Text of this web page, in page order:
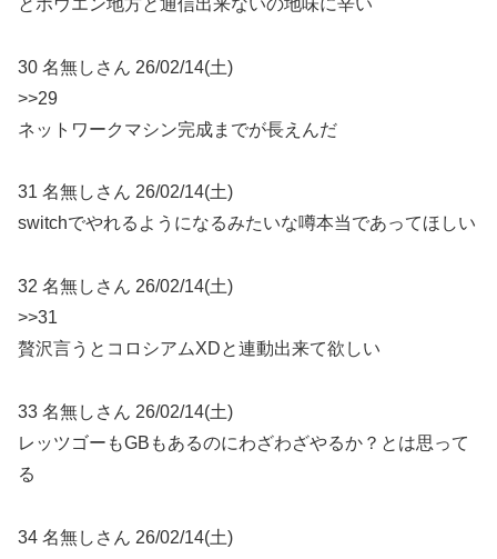
30 名無しさん 26/02/14(土)
>>29
ネットワークマシン完成までが長えんだ
31 名無しさん 26/02/14(土)
switchでやれるようになるみたいな噂本当であってほしい
32 名無しさん 26/02/14(土)
>>31
贅沢言うとコロシアムXDと連動出来て欲しい
33 名無しさん 26/02/14(土)
レッツゴーもGBもあるのにわざわざやるか？とは思って
る
34 名無しさん 26/02/14(土)